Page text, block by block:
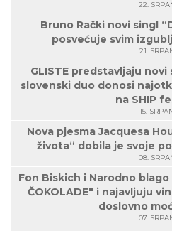
22.
Bruno Rački novi singl
posvećuje svim
21.
GLISTE predstavljaju
slovenski duo donosi
na SHIP
15.
Nova pjesma Jacquesa
života“ dobila je svoje
08.
Fon Biskich i Narodno
ČOKOLADE" i najavljuju
doslovno
07.